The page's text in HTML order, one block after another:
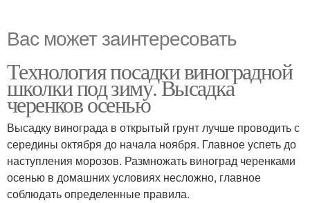
Вас может заинтересовать
Технология посадки виноградной
школки под зиму. Высадка
черенков осенью
Высадку винограда в открытый грунт лучше проводить с
середины октября до начала ноября. Главное успеть до
наступления морозов. Размножать виноград черенками
осенью в домашних условиях несложно, главное
соблюдать определенные правила.